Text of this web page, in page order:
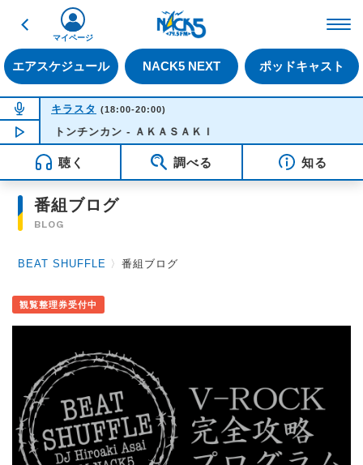
戻る
エアスケジュール NACK5 NEXT ポッドキャスト
マイページ
NOW ON AIR
キラスタ (18:00-20:00)
NOW PLAYING 18:50
トンチンカン - ＡＫＡＳＡＫＩ
聴く 調べる 知る
番組ブログ
BLOG
BEAT SHUFFLE 〉番組ブログ
観覧整理券受付中